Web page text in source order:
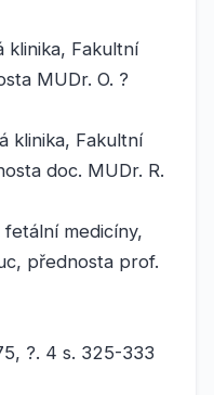
klinika, Fakultní
MUDr. O. ?
klinika, Fakultní
doc. MUDr. R.
medicíny,
přednosta prof.
?. 4 s. 325-333